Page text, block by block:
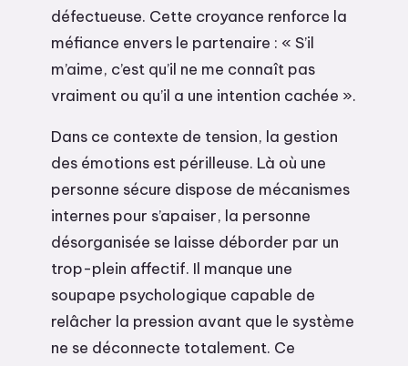
défectueuse. Cette croyance renforce la
méfiance envers le partenaire : « S’il
m’aime, c’est qu’il ne me connaît pas
vraiment ou qu’il a une intention cachée ».
Dans ce contexte de tension, la gestion
des émotions est périlleuse. Là où une
personne sécure dispose de mécanismes
internes pour s’apaiser, la personne
désorganisée se laisse déborder par un
trop-plein affectif. Il manque une
soupape psychologique capable de
relâcher la pression avant que le système
ne se déconnecte totalement. Ce